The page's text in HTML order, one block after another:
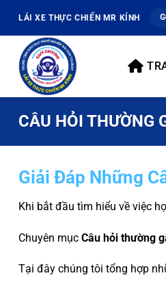
dung
LÁI XE THỰC CHIẾN MR KÍNH
CÂU HỎI THƯỜNG
Giải Đáp Những
Khi bắt đầu tìm hiểu về việc
Chuyên mục Câu hỏi thường
Tại đây chúng tôi tổng hợp